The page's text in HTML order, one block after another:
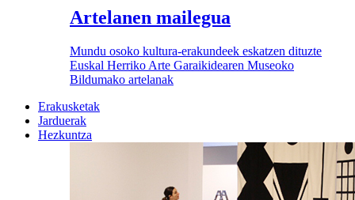
Artelanen mailegua
Mundu osoko kultura-erakundeek eskatzen dituzte
Euskal Herriko Arte Garaikidearen Museoko
Bildumako artelanak
Erakusketak
Jarduerak
Hezkuntza